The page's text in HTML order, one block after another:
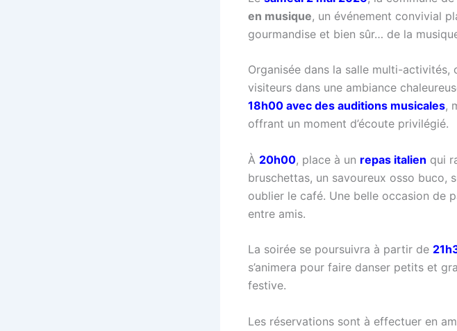
en musique, un événement convivial
gourmandise et bien sûr… de la
Organisée dans la salle multi-
visiteurs dans une ambiance
18h00 avec des auditions musicales,
offrant un moment d’écoute privilégié.
À 20h00, place à un repas italien qui
bruschettas, un savoureux osso buco,
oublier le café. Une belle occasion de
entre amis.
La soirée se poursuivra à partir de
s’animera pour faire danser petits et
festive.
Les réservations sont à effectuer en